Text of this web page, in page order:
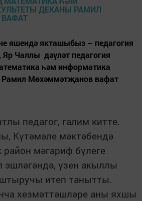
яшендә якташыбыз – педагогия
Чаллы дәүләт педагогия
һәм информатика
Мөхәммәтҗанов вафат
педагог, галим китте.
Күтәмәле мәктәбендә
район мәгариф бүлеге
эшләгәндә, үзен акыллы
итеп танытты.
хезмәттәшләре аны яхшы